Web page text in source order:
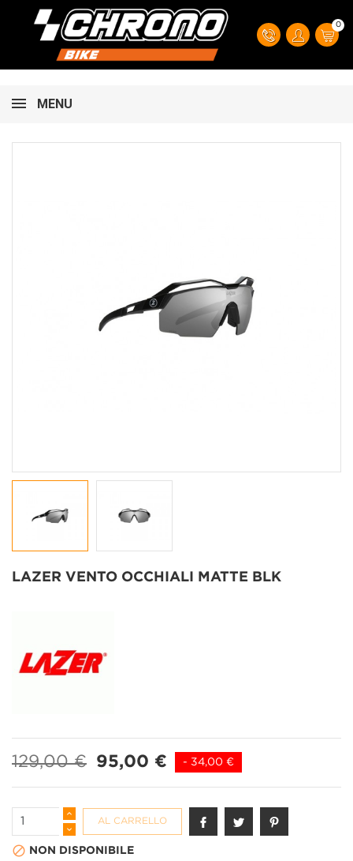
0
MENU
LAZER VENTO OCCHIALI MATTE BLK
129,00 € 95,00 € - 34,00 €
AL CARRELLO
 NON DISPONIBILE